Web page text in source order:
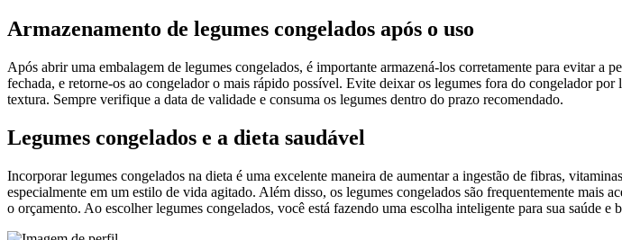
Armazenamento de legumes congelados após o uso
Após abrir uma embalagem de legumes congelados, é importante armazená-los corretamente para evitar
fechada, e retorne-os ao congelador o mais rápido possível. Evite deixar os legumes fora do congelador
textura. Sempre verifique a data de validade e consuma os legumes dentro do prazo recomendado.
Legumes congelados e a dieta saudável
Incorporar legumes congelados na dieta é uma excelente maneira de aumentar a ingestão de fibras,
especialmente em um estilo de vida agitado. Além disso, os legumes congelados são frequentemente mais
o orçamento. Ao escolher legumes congelados, você está fazendo uma escolha inteligente para sua saúde e